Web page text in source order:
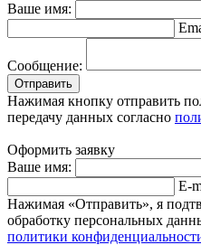
Ваше имя:
Сообщение:
Отправить
Нажимая кнопку отправить
передачу данных согласно
Оформить заявку
Ваше имя:
E-
Нажимая «Отправить», я
обработку персональных
политики